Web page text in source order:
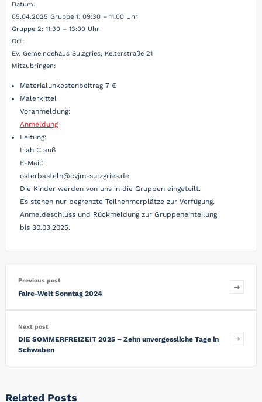
Datum:
05.04.2025 Gruppe 1: 09:30 – 11:00 Uhr
Gruppe 2: 11:30 – 13:00 Uhr
Ort:
Ev. Gemeindehaus Sulzgries, Kelterstraße 21
Mitzubringen:
Materialunkostenbeitrag 7 €
Malerkittel
Voranmeldung:
Anmeldung
Leitung:
Liah Clauß
E-Mail:
osterbasteln@cvjm-sulzgries.de
Die Kinder werden von uns in die Gruppen eingeteilt.
Es stehen nur begrenzte Teilnehmerplätze zur Verfügung.
Anmeldeschluss und Rückmeldung zur Gruppeneinteilung
bis 30.03.2025.
Previous post
Faire-Welt Sonntag 2024
Next post
DIE SOMMERFREIZEIT 2025 – Zehn unvergessliche Tage in
Schwaben
Related Posts